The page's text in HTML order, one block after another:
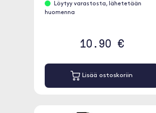
Löytyy varastosta, lähetetään
huomenna
10.90 €
Lisää ostoskoriin